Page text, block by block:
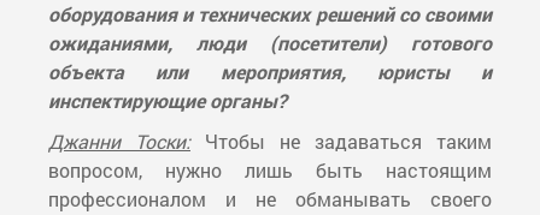
оборудования и технических решений со своими
ожиданиями, люди (посетители) готового
объекта или мероприятия, юристы и
инспектирующие органы?
Джанни Тоски:Чтобы не задаваться таким
вопросом, нужно лишь быть настоящим
профессионалом и не обманывать своего